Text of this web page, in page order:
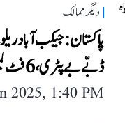
دیگر ممالک
ڈبّے بے پٹری، 6 فٹ لمبی پٹریاں تباہ
2025, 1:40 PM